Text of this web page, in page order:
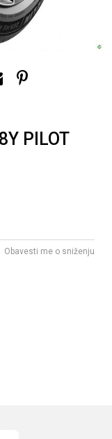
PILOT
Obavesti me o sniženju